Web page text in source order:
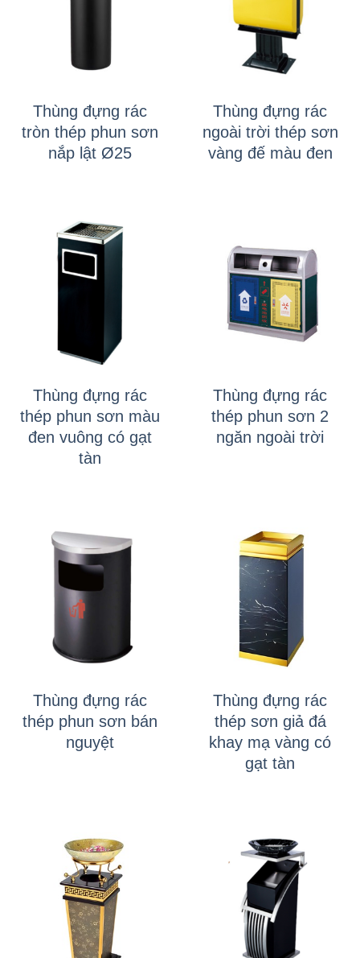
Thùng đựng rác
tròn thép phun sơn
nắp lật Ø25
Thùng đựng rác
ngoài trời thép sơn
vàng đế màu đen
Thùng đựng rác
thép phun sơn màu
đen vuông có gạt
tàn
Thùng đựng rác
thép phun sơn 2
ngăn ngoài trời
Thùng đựng rác
thép phun sơn bán
nguyệt
Thùng đựng rác
thép sơn giả đá
khay mạ vàng có
gạt tàn